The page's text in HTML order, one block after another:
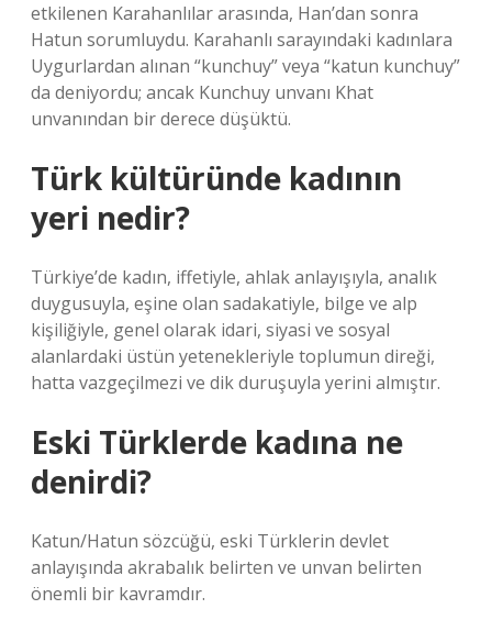
etkilenen Karahanlılar arasında, Han’dan sonra
Hatun sorumluydu. Karahanlı sarayındaki kadınlara
Uygurlardan alınan “kunchuy” veya “katun kunchuy”
da deniyordu; ancak Kunchuy unvanı Khat
unvanından bir derece düşüktü.
Türk kültüründe kadının
yeri nedir?
Türkiye’de kadın, iffetiyle, ahlak anlayışıyla, analık
duygusuyla, eşine olan sadakatiyle, bilge ve alp
kişiliğiyle, genel olarak idari, siyasi ve sosyal
alanlardaki üstün yetenekleriyle toplumun direği,
hatta vazgeçilmezi ve dik duruşuyla yerini almıştır.
Eski Türklerde kadına ne
denirdi?
Katun/Hatun sözcüğü, eski Türklerin devlet
anlayışında akrabalık belirten ve unvan belirten
önemli bir kavramdır.